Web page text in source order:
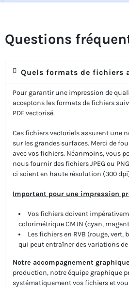
Questions
Quels formats de fichiers
Pour garantir une impression de
acceptons les formats de fichiers
PDF vectorisé.
Ces fichiers vectoriels assurent une
sur les grandes surfaces. Merci de
avec vos fichiers. Néanmoins, vous
nous fournir des fichiers JPEG ou
ci soient en haute résolution (300
Important pour une impression
Vos fichiers doivent
colorimétrique CMJN (cyan,
Les fichiers en RVB (rouge, vert,
qui peut entraîner des variations
Notre accompagnement
production, notre équipe graphique
systématiquement vos fichiers et